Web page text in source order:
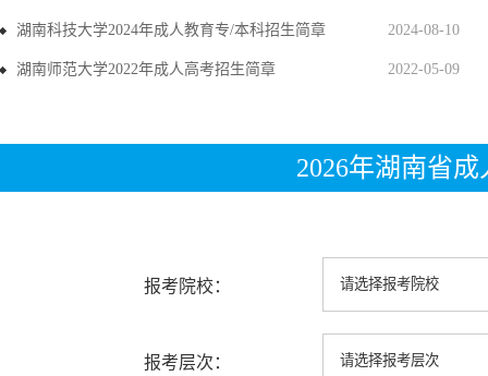
2024-08-10
湖南科技大学2024年成人教育专/本科招生简章
2022-05-09
湖南师范大学2022年成人高考招生简章
2026年湖南省
报考院校：
报考层次：